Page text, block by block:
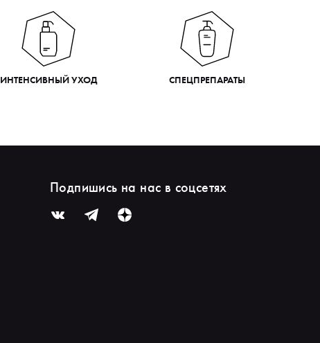
ИНТЕНСИВНЫЙ УХОД СПЕЦПРЕПАРАТЫ
Подпишись на нас в соцсетях